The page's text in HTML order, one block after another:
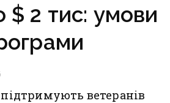
$ 2 тис: умови
підтримують ветеранів